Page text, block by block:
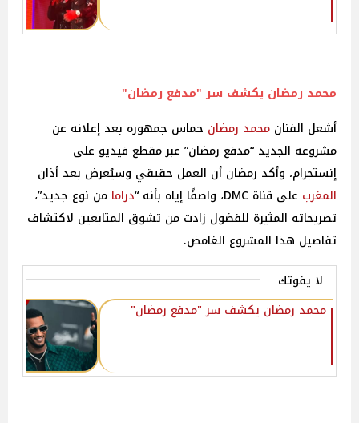
محمد رمضان يكشف سر "مدفع رمضان"
أشعل الفنان محمد رمضان حماس جمهوره بعد إعلانه عن
مشروعه الجديد “مدفع رمضان” عبر مقطع فيديو على
إنستجرام، وأكد رمضان أن العمل حقيقي وسيُعرض بعد أذان
المغرب على قناة DMC، واصفًا إياه بأنه “ دراما من نوع جديد”،
تصريحاته المثيرة للفضول زادت من تشوق المتابعين لاكتشاف
تفاصيل هذا المشروع الغامض.
لا يفوتك
محمد رمضان يكشف سر "مدفع رمضان"